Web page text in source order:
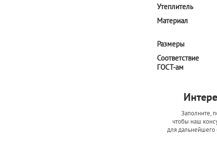
Утеплитель
Материал
Размеры
Соответствие
ГОСТ-ам
Заполните,
чтобы наш
для дальнейшего